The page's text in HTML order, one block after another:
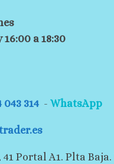
16:00 a 18:30
043 314 - WhatsApp
Portal A1. Plta Baja.